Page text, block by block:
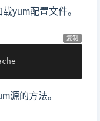
yum配置文件。
复制
源的方法。